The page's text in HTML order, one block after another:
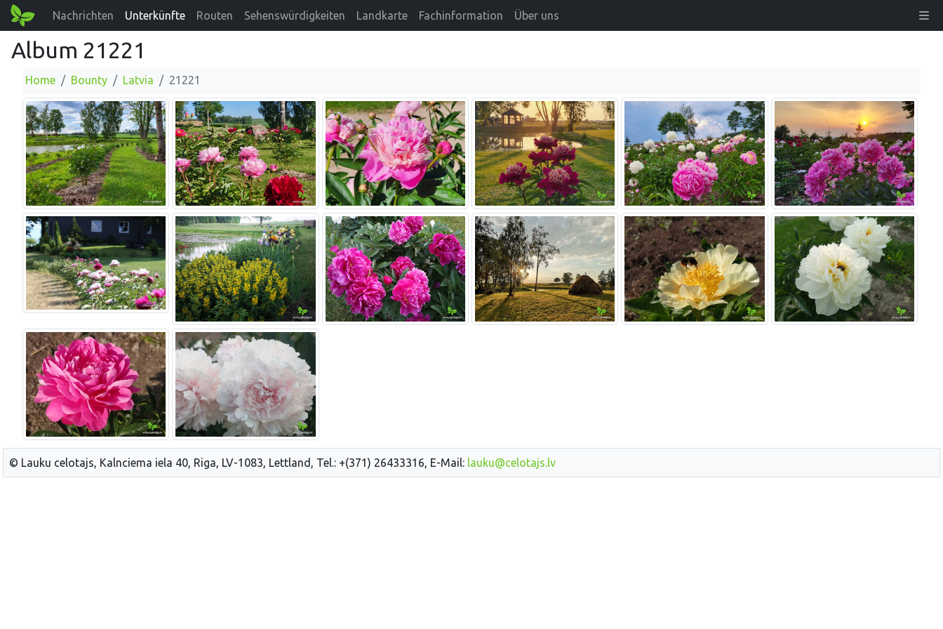
Nachrichten Unterkünfte Routen Sehenswürdigkeiten Landkarte Fachinformation Über uns
Album 21221
Home Bounty Latvia 21221
© Lauku celotajs, Kalnciema iela 40, Riga, LV-1083, Lettland, Tel.: +(371) 26433316, E-Mail: lauku@celotajs.lv